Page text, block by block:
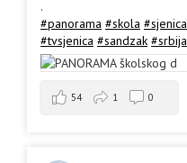
.
#panorama #skola #sjenica
#tvsjenica #sandzak #srbija
54 1 0